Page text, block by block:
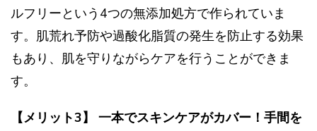
ルフリーという4つの無添加処方で作られていま
す。肌荒れ予防や過酸化脂質の発生を防止する効果
もあり、肌を守りながらケアを行うことができま
す。
【メリット3】 一本でスキンケアがカバー！手間を